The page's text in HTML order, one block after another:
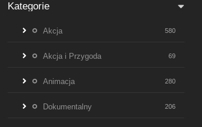
Kategorie
Akcja 580
Akcja i Przygoda 69
Animacja 280
Dokumentalny 206